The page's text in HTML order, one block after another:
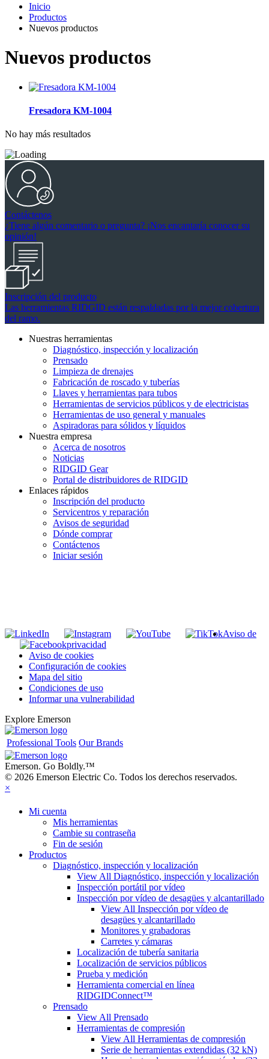
Inicio
Productos
Nuevos productos
Nuevos productos
Fresadora KM-1004
No hay más resultados
Contáctenos
¿Tiene algún comentario o pregunta? ¡Nos encantaría conocer su
opinión!
Inscripción del producto
Las herramientas RIDGID están respaldadas por la mejor cobertura
del ramo.
Nuestras herramientas
Diagnóstico, inspección y localización
Prensado
Limpieza de drenajes
Fabricación de roscado y tuberías
Llaves y herramientas para tubos
Herramientas de servicios públicos y de electricistas
Herramientas de uso general y manuales
Aspiradoras para sólidos y líquidos
Nuestra empresa
Acerca de nosotros
Noticias
RIDGID Gear
Portal de distribuidores de RIDGID
Enlaces rápidos
Inscripción del producto
Servicentros y reparación
Avisos de seguridad
Dónde comprar
Contáctenos
Iniciar sesión
Aviso de
privacidad
Aviso de cookies
Configuración de cookies
Mapa del sitio
Condiciones de uso
Informar una vulnerabilidad
Explore Emerson
Professional Tools Our Brands
Emerson. Go Boldly.™
© 2026 Emerson Electric Co. Todos los derechos reservados.
×
Mi cuenta
Mis herramientas
Cambie su contraseña
Fin de sesión
Productos
Diagnóstico, inspección y localización
View All Diagnóstico, inspección y localización
Inspección portátil por vídeo
Inspección por vídeo de desagües y alcantarillado
View All Inspección por vídeo de
desagües y alcantarillado
Monitores y grabadoras
Carretes y cámaras
Localización de tubería sanitaria
Localización de servicios públicos
Prueba y medición
Herramienta comercial en línea
RIDGIDConnect™
Prensado
View All Prensado
Herramientas de compresión
View All Herramientas de compresión
Serie de herramientas extendidas (32 kN)